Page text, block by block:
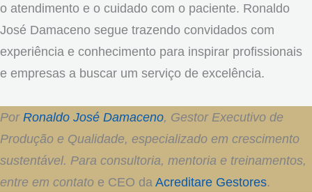
o atendimento e o cuidado com o paciente. Ronaldo
José Damaceno segue trazendo convidados com
experiência e conhecimento para inspirar profissionais
e empresas a buscar um serviço de excelência.
PorRonaldo José Damaceno, Gestor Executivo de
Produção e Qualidade, especializado em crescimento
sustentável. Para consultoria, mentoria e treinamentos,
entre em contato e CEO daAcreditare Gestores.